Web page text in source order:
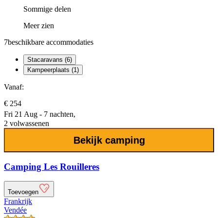
Sommige delen
Meer zien
7beschikbare accommodaties
Stacaravans (6)
Kampeerplaats (1)
Vanaf:
€ 254
Fri 21 Aug - 7 nachten,
2 volwassenen
Bekijk camping
Camping Les Rouilleres
Toevoegen
Frankrijk
Vendée